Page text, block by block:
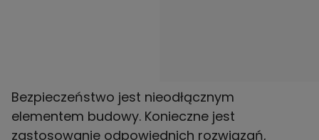
Bezpieczeństwo jest nieodłącznym
elementem budowy. Konieczne jest
zastosowanie odpowiednich rozwiązań,